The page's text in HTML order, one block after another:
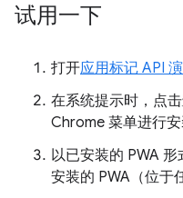
试用一下
打开应用标记 API
在系统提示时，点击
Chrome 菜单进行安
以已安装的 PWA
安装的 PWA（位于